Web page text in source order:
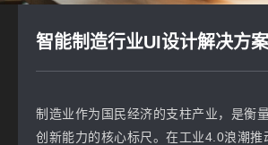
智能制造行业UI设计解决方案
制造业作为国民经济的支柱产业，是衡
创新能力的核心标尺。在工业4.0浪潮推